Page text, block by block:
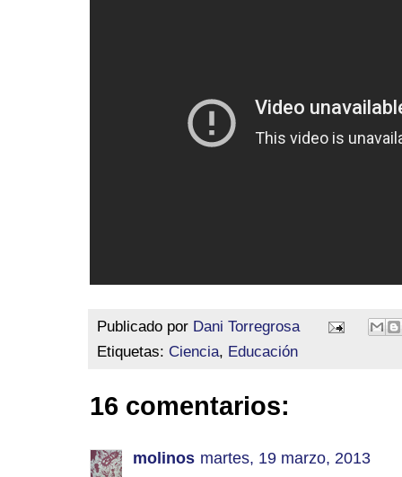
Publicado por Dani Torregrosa
Etiquetas: Ciencia, Educación
16 comentarios:
molinos martes, 19 marzo, 2013